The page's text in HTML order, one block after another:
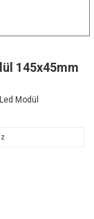
145x45mm
Modül